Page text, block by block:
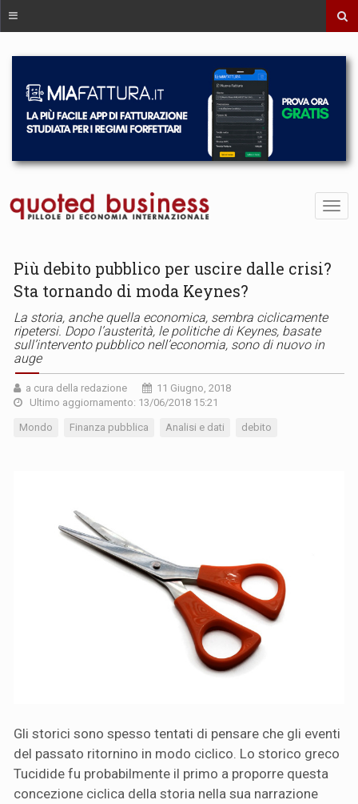
Più debito pubblico per uscire dalle crisi?
Sta tornando di moda Keynes?
La storia, anche quella economica, sembra ciclicamente
ripetersi. Dopo l’austerità, le politiche di Keynes, basate
sull’intervento pubblico nell’economia, sono di nuovo in
auge
a cura della redazione
11 Giugno, 2018
Ultimo aggiornamento: 13/06/2018 15:21
Mondo Finanza pubblica Analisi e dati debito
Gli storici sono spesso tentati di pensare che gli eventi
del passato ritornino in modo ciclico. Lo storico greco
Tucidide fu probabilmente il primo a proporre questa
concezione ciclica della storia nella sua narrazione